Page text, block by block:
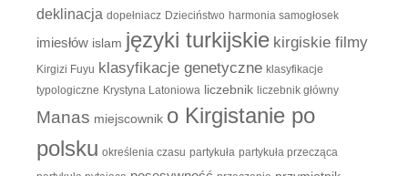
deklinacja dopełniacz Dzieciństwo harmonia samogłosek
imiesłów islam języki turkijskie kirgiskie filmy
Kirgizi Fuyu klasyfikacje genetyczne klasyfikacje
typologiczne Krystyna Latoniowa liczebnik liczebnik główny
Manas miejscownik o Kirgistanie po
polsku określenia czasu partykuła partykuła przecząca